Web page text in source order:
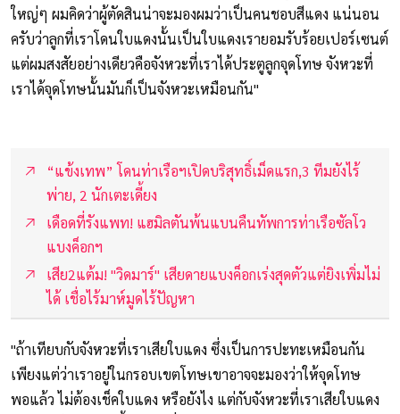
ใหญ่ๆ ผมคิดว่าผู้ตัดสินน่าจะมองผมว่าเป็นคนชอบสีแดง แน่นอน
ครับว่าลูกที่เราโดนใบแดงนั้นเป็นใบแดงเรายอมรับร้อยเปอร์เซนต์
แต่ผมสงสัยอย่างเดียวคือจังหวะที่เราได้ประตูลูกจุดโทษ จังหวะที่
เราได้จุดโทษนั้นมันก็เป็นจังหวะเหมือนกัน"
“แข้งเทพ” โดนท่าเรือฯเปิดบริสุทธิ์เม็ดแรก,3 ทีมยังไร้
พ่าย, 2 นักเตะเดี้ยง
เดือดที่รังแพท! แฮมิลตันพ้นแบนคืนทัพการท่าเรือซัลโว
แบงค็อกฯ
เสีย2แต้ม! "วิดมาร์" เสียดายแบงค็อกเร่งสุดตัวแต่ยิงเพิ่มไม่
ได้ เชื่อไร้มาห์มูดไร้ปัญหา
"ถ้าเทียบกับจังหวะที่เราเสียใบแดง ซึ่งเป็นการปะทะเหมือนกัน
เพียงแต่ว่าเราอยู่ในกรอบเขตโทษเขาอาจจะมองว่าให้จุดโทษ
พอแล้ว ไม่ต้องเช็คใบแดง หรือยังไง แต่กับจังหวะที่เราเสียใบแดง